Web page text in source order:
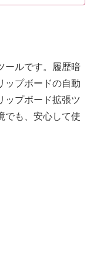
ールです。履歴暗
ップボードの自動
ップボード拡張ツ
でも、安心して使